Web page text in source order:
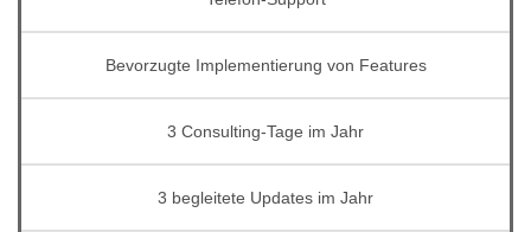
Bevorzugte Implementierung von Features
3 Consulting-Tage im Jahr
3 begleitete Updates im Jahr